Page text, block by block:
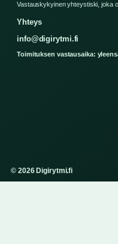
Vastauskykyinen yhteystiski, joka
Yhteys
info@digirytmi.fi
Toimituksen vastausaika:
© 2026 Digirytmi.fi